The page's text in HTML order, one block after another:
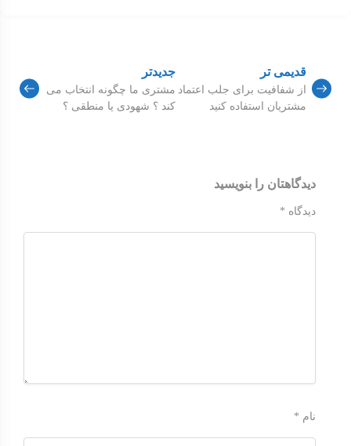
قدیمی تر
از شفافیت برای جلب اعتماد
مشتریان استفاده کنید
جدیدتر
مشتری ما چگونه انتخاب می
کند ؟ شهودی یا منطقی ؟
دیدگاهتان را بنویسید
دیدگاه *
نام *